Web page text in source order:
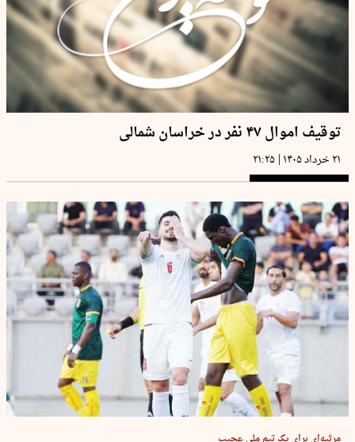
توقیف اموال ۴۷ نفر در خراسان شمالی
۲۱ خرداد ۱۴۰۵ | ۲۱:۲۵